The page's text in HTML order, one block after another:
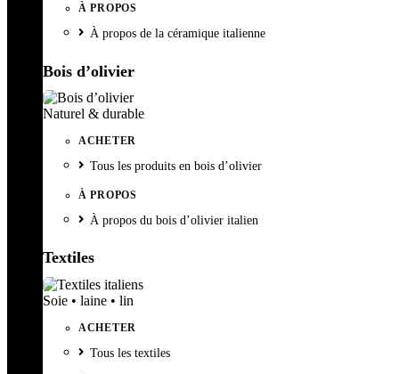
À PROPOS
À propos de la céramique italienne
Bois d’olivier
Naturel & durable
ACHETER
Tous les produits en bois d’olivier
À PROPOS
À propos du bois d’olivier italien
Textiles
Soie • laine • lin
ACHETER
Tous les textiles